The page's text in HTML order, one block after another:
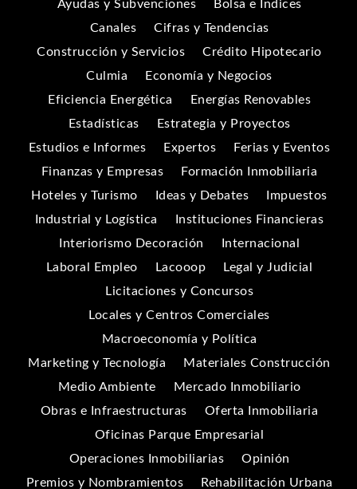
Ayudas y Subvenciones
Bolsa e Índices
Canales
Cifras y Tendencias
Construcción y Servicios
Crédito Hipotecario
Culmia
Economía y Negocios
Eficiencia Energética
Energías Renovables
Estadísticas
Estrategia y Proyectos
Estudios e Informes
Expertos
Ferias y Eventos
Finanzas y Empresas
Formación Inmobiliaria
Hoteles y Turismo
Ideas y Debates
Impuestos
Industrial y Logística
Instituciones Financieras
Interiorismo Decoración
Internacional
Laboral Empleo
Lacooop
Legal y Judicial
Licitaciones y Concursos
Locales y Centros Comerciales
Macroeconomía y Política
Marketing y Tecnología
Materiales Construcción
Medio Ambiente
Mercado Inmobiliario
Obras e Infraestructuras
Oferta Inmobiliaria
Oficinas Parque Empresarial
Operaciones Inmobiliarias
Opinión
Premios y Nombramientos
Rehabilitación Urbana